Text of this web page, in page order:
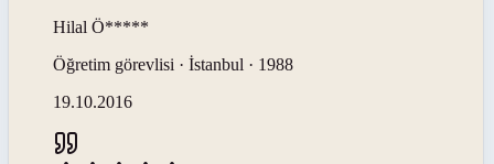
Hilal Ö*****
Öğretim görevlisi · İstanbul · 1988
19.10.2016